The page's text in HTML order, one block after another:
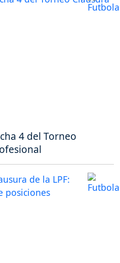
4 del Torneo